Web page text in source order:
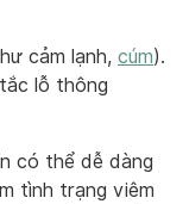
cảm lạnh, cúm).
lỗ thông
có thể dễ dàng
tình trạng viêm